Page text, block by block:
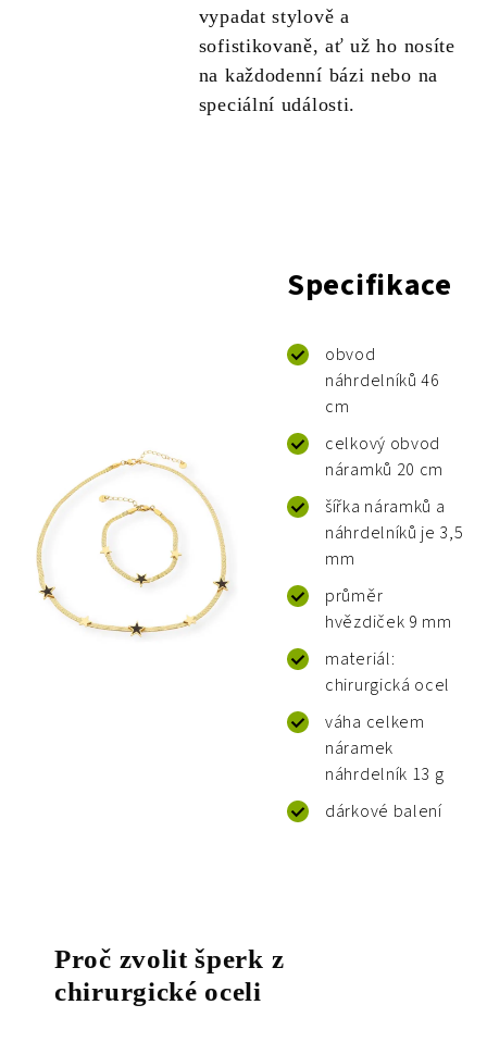
vypadat stylově a
sofistikovaně, ať už ho nosíte
na každodenní bázi nebo na
speciální události.
Specifikace
obvod
náhrdelníků 46
cm
celkový obvod
náramků 20 cm
šířka náramků a
náhrdelníků je 3,5
mm
průměr
hvězdiček 9 mm
materiál:
chirurgická ocel
váha celkem
náramek
náhrdelník 13 g
dárkové balení
Proč zvolit šperk z
chirurgické oceli